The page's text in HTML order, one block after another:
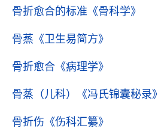
骨折愈合的标准 《骨科学》
骨蒸 《卫生易简方》
骨折愈合 《病理学》
骨蒸（儿科） 《冯氏锦囊秘录》
骨折伤 《伤科汇纂》